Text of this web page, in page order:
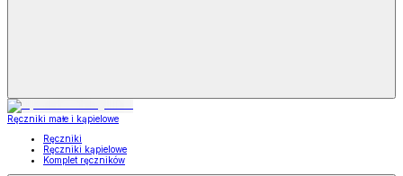
Ręczniki małe i kąpielowe
Ręczniki
Ręczniki kąpielowe
Komplet ręczników